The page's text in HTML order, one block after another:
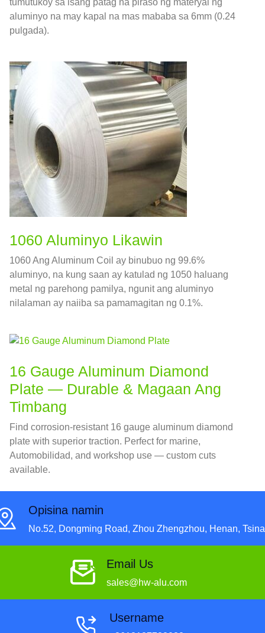
aluminyo na may kapal na mas mababa sa 6mm (0.24
pulgada).
1060 Aluminyo Likawin
1060 Ang Aluminum Coil ay binubuo ng 99.6%
aluminyo, na kung saan ay katulad ng 1050 haluang
metal ng parehong pamilya, ngunit ang aluminyo
nilalaman ay naiiba sa pamamagitan ng 0.1%.
16 Gauge Aluminum Diamond
Plate — Durable & Magaan Ang
Timbang
Find corrosion-resistant16 gauge aluminum diamond
plate with superior traction. Perfect for marine,
Automobilidad, and workshop use — custom cuts
available.
Opisina namin
No.52, Dongming Road, Zhou Zhengzhou, Henan, Tsina
Email Us
sales@hw-alu.com
Username